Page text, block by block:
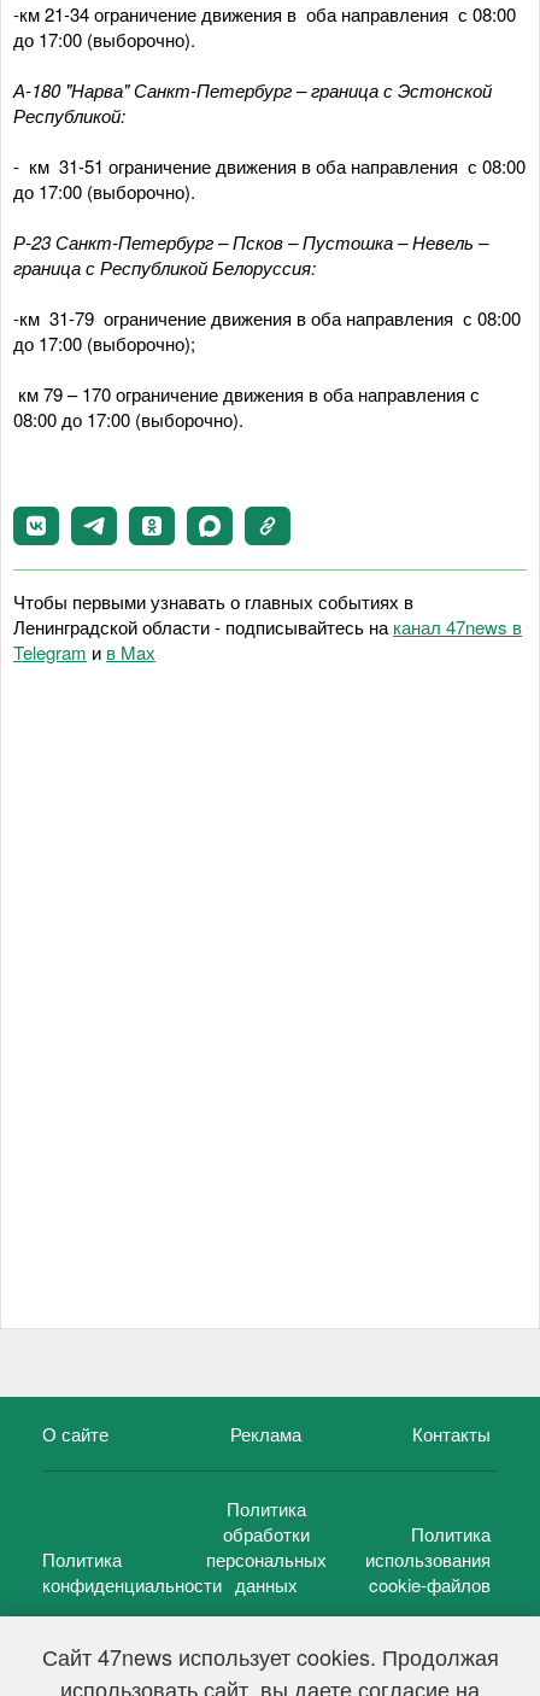
Сайт 47news использует cookies. Продолжая
использовать сайт, вы даете согласие на
-км 21-34 ограничение движения в оба направления с 08:00
до 17:00 (выборочно).
А-180 "Нарва" Санкт-Петербург – граница с Эстонской
Республикой:
- км 31-51 ограничение движения в оба направления с 08:00
до 17:00 (выборочно).
Р-23 Санкт-Петербург – Псков – Пустошка – Невель –
граница с Республикой Белоруссия:
-км 31-79 ограничение движения в оба направления с 08:00
до 17:00 (выборочно);
км 79 – 170 ограничение движения в оба направления с
08:00 до 17:00 (выборочно).
Чтобы первыми узнавать о главных событиях в
Ленинградской области - подписывайтесь на канал 47news в
Telegram и в Maх
О сайте Реклама Контакты
Политика
конфиденциальности
Политика
обработки
персональных
данных
Политика
использования
cookie-файлов